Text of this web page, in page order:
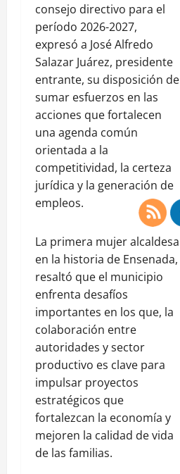
consejo directivo para el
período 2026-2027,
expresó a José Alfredo
Salazar Juárez, presidente
entrante, su disposición de
sumar esfuerzos en las
acciones que fortalecen
una agenda común
orientada a la
competitividad, la certeza
jurídica y la generación de
empleos.
La primera mujer alcaldesa
en la historia de Ensenada,
resaltó que el municipio
enfrenta desafíos
importantes en los que, la
colaboración entre
autoridades y sector
productivo es clave para
impulsar proyectos
estratégicos que
fortalezcan la economía y
mejoren la calidad de vida
de las familias.